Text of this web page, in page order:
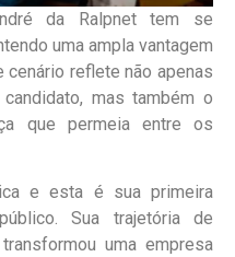
da Ralpnet tem se
uma ampla vantagem
reflete não apenas
mas também o
que permeia entre os
e esta é sua primeira
Sua trajetória de
uma empresa